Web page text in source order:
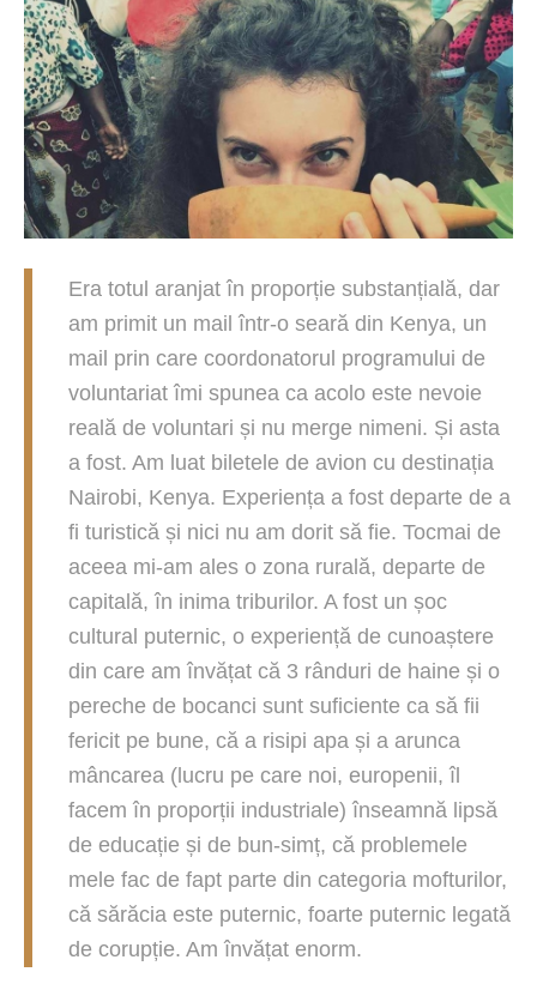
Era totul aranjat în proporție substanțială, dar
am primit un mail într-o seară din Kenya, un
mail prin care coordonatorul programului de
voluntariat îmi spunea ca acolo este nevoie
reală de voluntari și nu merge nimeni. Și asta
a fost. Am luat biletele de avion cu destinația
Nairobi, Kenya. Experiența a fost departe de a
fi turistică și nici nu am dorit să fie. Tocmai de
aceea mi-am ales o zona rurală, departe de
capitală, în inima triburilor. A fost un șoc
cultural puternic, o experiență de cunoaștere
din care am învățat că 3 rânduri de haine și o
pereche de bocanci sunt suficiente ca să fii
fericit pe bune, că a risipi apa și a arunca
mâncarea (lucru pe care noi, europenii, îl
facem în proporții industriale) înseamnă lipsă
de educație și de bun-simț, că problemele
mele fac de fapt parte din categoria mofturilor,
că sărăcia este puternic, foarte puternic legată
de corupție. Am învățat enorm.